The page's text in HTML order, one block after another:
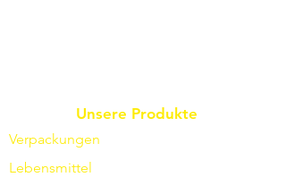
Unsere Produkte
Verpackungen
Lebensmittel